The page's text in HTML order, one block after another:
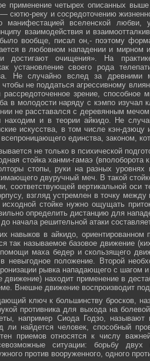
применение четырех описанных
сютю-реку и сосредоточению
манифестацией вселенской
взаимодействия и
вообще, писал он,- поэтому
в любовном нападении и мирном
очищения». На
установление своего рода
Не случайно вслед за древними
чтобы не поддаться агрессивному
рассредоточенное зрение, способное
в молодости наряду с кэмпо изучал
не расставался с деревянным
и в теории айкидо. Не
искусства, в том числе кэн-
единства, законом,
не только в психической
стойка ханми-гамаэ (вполоборота
стопы, руки на разных
двуручный меч. В такой
соответствующей вертикальной
взгляд устремлен в точку между
стойке нужно ощущать
определить дистанцию для
начала решительной атаки
навыков в айкидо, ориентированном
так называемое базовое движение
маха бедер и скользящего
невыгодное положение. Второй
рывка нападающего с
находит применение в
Внешне движение воспроизводит
ключ к большинству бросков,
противника для выхода на
например Сиода Годзо,
ли найдется человек, способный
приемов относятся к числу
ситуации: борьбу двух
против вооруженного, одного